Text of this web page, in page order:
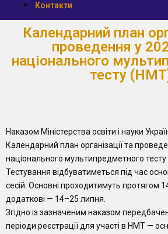
Контакти
Календарний план
проведення у
національного
тесту
Наказом Міністерства освіти і науки
Календарний план організації та
національного мультипредметного
Тестування відбуватиметься під час
сесій. Основні проходитимуть протягом
додаткові — 14–25 липня.
Згідно із зазначеним наказом
періоди реєстрації для участі в НМТ —